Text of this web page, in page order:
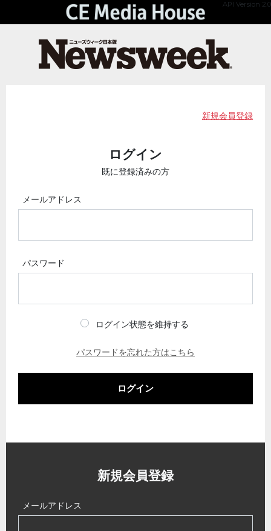
API Version 2.0
新規会員登録
ログイン
既に登録済みの方
メールアドレス
パスワード
ログイン状態を維持する
パスワードを忘れた方はこちら
ログイン
新規会員登録
メールアドレス